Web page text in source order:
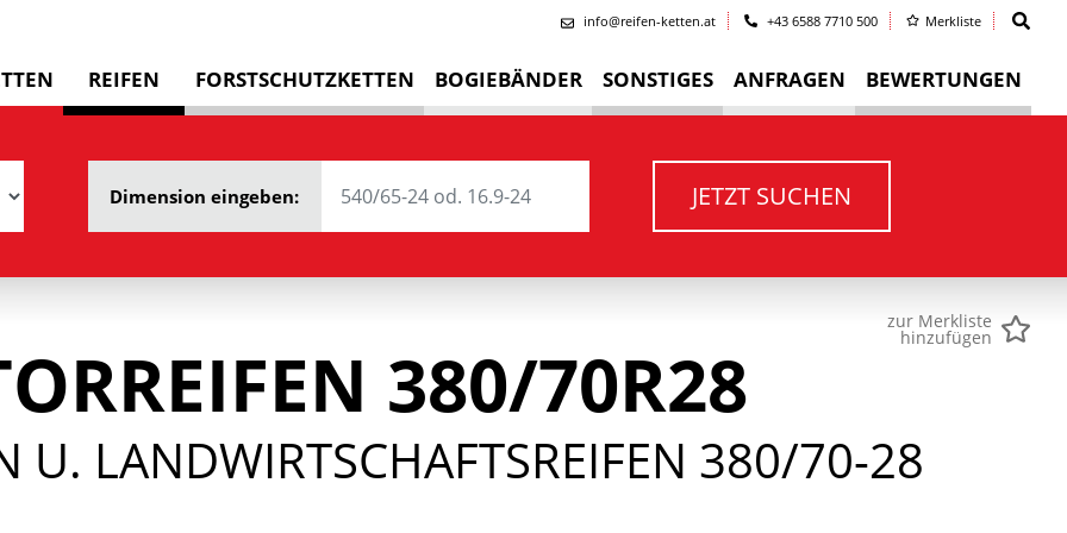
info@reifen-ketten.at +43 6588 7710 500 Merkliste
REIFEN FORSTSCHUTZKETTEN BOGIEBÄNDER SONSTIGES ANFRAGEN BEWERTUNGEN
Dimension eingeben: JETZT SUCHEN
zur Merkliste
hinzufügen
380/70R28
U. LANDWIRTSCHAFTSREIFEN 380/70-28